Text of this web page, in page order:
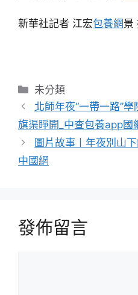
新華社記者 江宏包養網景
分
類
未分類
北師年夜“一帶一路”
旗渠睜開_中查包養app國
圖片故事丨年夜別山
中國網
發佈留言